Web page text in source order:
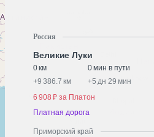
Россия
Великие Луки
0 км
0 мин в пути
+9 386.7 км +5 дн 29 мин
6 908 ₽ за Платон
Платная дорога
Приморский край